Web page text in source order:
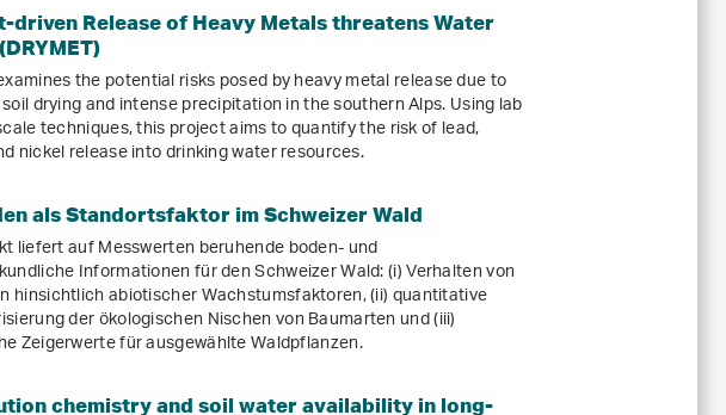
driven Release of Heavy Metals threatens Water
the potential risks posed by heavy metal release due to
drying and intense precipitation in the southern Alps. Using lab
techniques, this project aims to quantify the risk of lead,
nickel release into drinking water resources.
als Standortsfaktor im Schweizer Wald
liefert auf Messwerten beruhende boden- und
Informationen für den Schweizer Wald: (i) Verhalten von
hinsichtlich abiotischer Wachstumsfaktoren, (ii) quantitative
der ökologischen Nischen von Baumarten und (iii)
Zeigerwerte für ausgewählte Waldpflanzen.
chemistry and soil water availability in long-